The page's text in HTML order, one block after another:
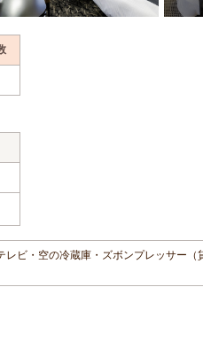
ビ・空の冷蔵庫・ズボンプレッサー（